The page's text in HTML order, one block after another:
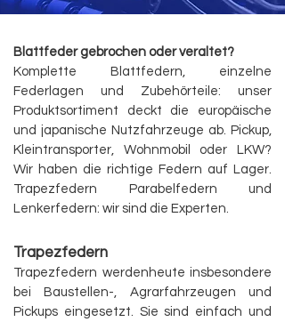
Blattfeder gebrochen oder veraltet?
Komplette Blattfedern, einzelne
Federlagen und Zubehörteile: unser
Produktsortiment deckt die europäische
und japanische Nutzfahrzeuge ab. Pickup,
Kleintransporter, Wohnmobil oder LKW?
Wir haben die richtige Federn auf Lager.
Trapezfedern Parabelfedern und
Lenkerfedern: wir sind die Experten.
Trapezfedern
Trapezfedern werdenheute insbesondere
bei Baustellen-, Agrarfahrzeugen und
Pickups eingesetzt. Sie sind einfach und